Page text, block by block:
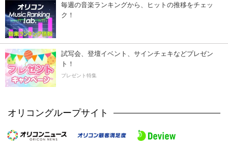
毎週の音楽ランキングから、ヒットの推移をチェッ
ク！
試写会、登壇イベント、サインチェキなどプレゼン
ト！
プレゼント特集
オリコングループサイト